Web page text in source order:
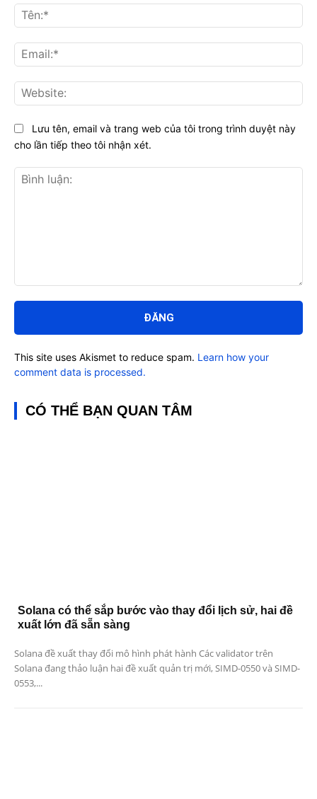
luận:
Lưu tên, email và trang web của tôi trong trình duyệt này
cho lần tiếp theo tôi nhận xét.
This site uses Akismet to reduce spam. Learn how your
comment data is processed.
CÓ THỂ BẠN QUAN TÂM
Solana có thể sắp bước vào thay đổi lịch sử, hai đề
xuất lớn đã sẵn sàng
Solana đề xuất thay đổi mô hình phát hành Các validator trên
Solana đang thảo luận hai đề xuất quản trị mới, SIMD-0550 và SIMD-
0553,...